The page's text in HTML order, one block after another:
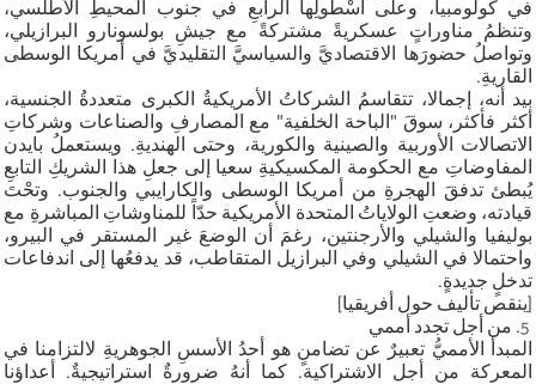
في كولومبيا، وعلى أسْطولِها الرابعِ في جنوب المحيطِ الأطلسي،
وتنظمُ مناوراتٍ عسكريةً مشتركةً مع جيشِ بولسونارو البرازيلي،
وتواصلُ حضورَها الاقتصاديَّ والسياسيَّ التقليديَّ في أمريكا الوسطى
القاريةِ.
بيد أنه، إجمالا، تتقاسمُ الشركاتُ الأمريكيةُ الكبرى متعددةُ الجنسية،
أكثر فأكثر، سوقَ "الباحة الخلفية" مع المصارفِ والصناعات وشركاتِ
الاتصالات الأوربية والصينية والكورية، وحتى الهنديةِ. ويستعملُ بايدن
المفاوضاتِ مع الحكومة المكسيكيةِ سعيا إلى جعلِ هذا الشريكِ التابعِ
يُبطئ تدفقَ الهجرةِ من أمريكا الوسطى والكارايبي والجنوب. وتحْتَ
قيادته، وضعتِ الولاياتُ المتحدة الأمريكية حدّاً للمناوشاتِ المباشرةِ مع
بوليفيا والشيلي والأرجنتين، رغمَ أن الوضعَ غير المستقر في البيرو،
واحتمالا في الشيلي وفي البرازيل المتقاطب، قد يدفعُها إلى اندفاعات
تدخلٍ جديدةٍ.
[ينقص تأليف حول أفريقيا]
المبدأ الأمميُّ تعبيرٌ عن تضامنٍ هو أحدُ الأسسِ الجوهريةِ لالتزامنا في
المعركة من أجل الاشتراكية. كما أنهُ ضرورةٌ استراتيجيةٌ. أعداؤنا